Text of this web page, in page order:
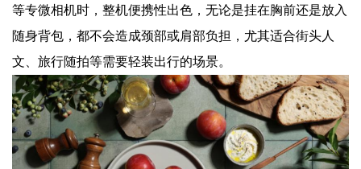
等专微相机时，整机便携性出色，无论是挂在胸前还是放入
随身背包，都不会造成颈部或肩部负担，尤其适合街头人
文、旅行随拍等需要轻装出行的场景。